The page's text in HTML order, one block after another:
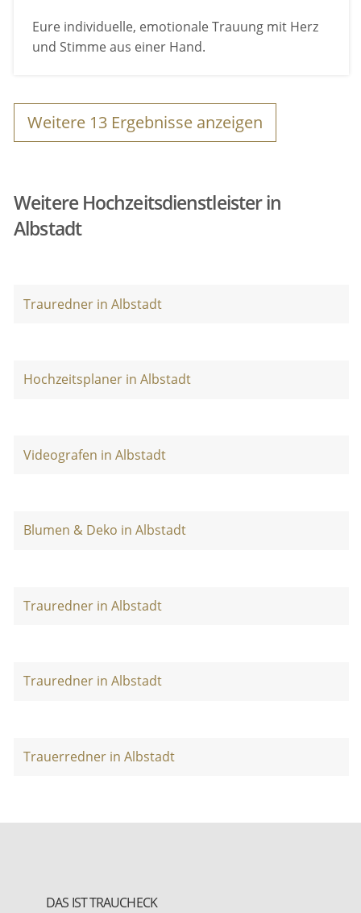
Eure individuelle, emotionale Trauung mit Herz
und Stimme aus einer Hand.
Weitere 13 Ergebnisse anzeigen
Weitere Hochzeitsdienstleister in
Albstadt
Trauredner in Albstadt
Hochzeitsplaner in Albstadt
Videografen in Albstadt
Blumen & Deko in Albstadt
Trauredner in Albstadt
Trauredner in Albstadt
Trauerredner in Albstadt
DAS IST TRAUCHECK